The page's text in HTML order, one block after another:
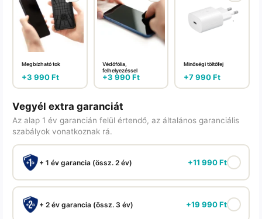
Megbízható tok
+3 990Ft
Védőfólia,
felhelyezéssel
+3 990Ft
Minőségi töltőfej
+7 990Ft
Vegyél extra garanciát
Az alap 1 év garancián felül értendő, az általános garanciális
szabályok vonatkoznak rá.
+ 1 év garancia (össz. 2 év) +11 990Ft
+ 2 év garancia (össz. 3 év) +19 990Ft